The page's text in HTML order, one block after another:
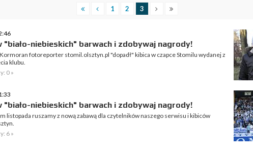
1 2 3
"biało-niebieskich" barwach i zdobywaj nagrody!
fotoreporter stomil.olsztyn.pl "dopadł" kibica w czapce Stomilu wydanej z
klubu.
0 »
"biało-niebieskich" barwach i zdobywaj nagrody!
listopada ruszamy z nową zabawą dla czytelników naszego serwisu i kibiców
6 »